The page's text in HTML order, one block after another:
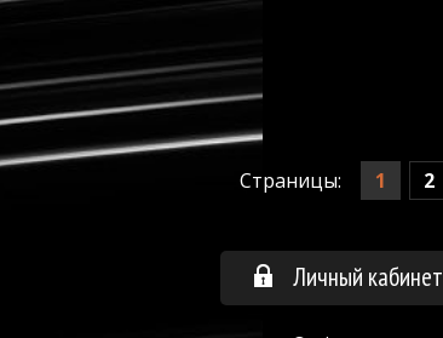
Страницы: 1 2
Личный кабинет